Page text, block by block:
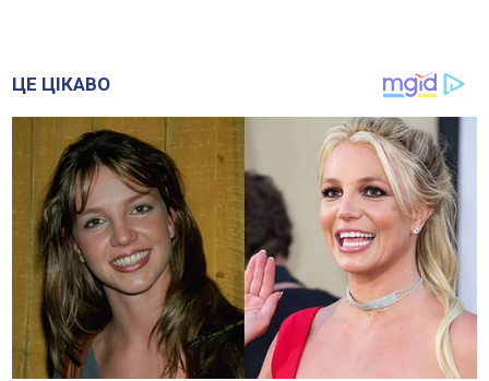
ЦЕ ЦІКАВО